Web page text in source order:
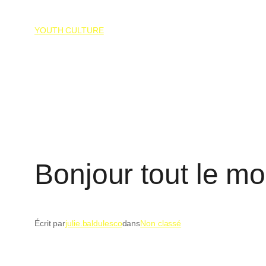
YOUTH CULTURE
Bonjour tout le
Écrit parjulie.baldulescodansNon classé